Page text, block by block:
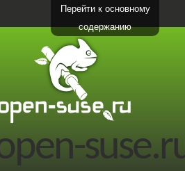
Перейти к основному
содержанию